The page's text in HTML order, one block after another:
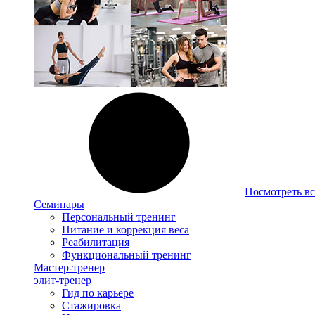
Посмотреть
Семинары
Персональный тренинг
Питание и коррекция веса
Реабилитация
Функциональный тренинг
Мастер-тренер
элит-тренер
Гид по карьере
Стажировка